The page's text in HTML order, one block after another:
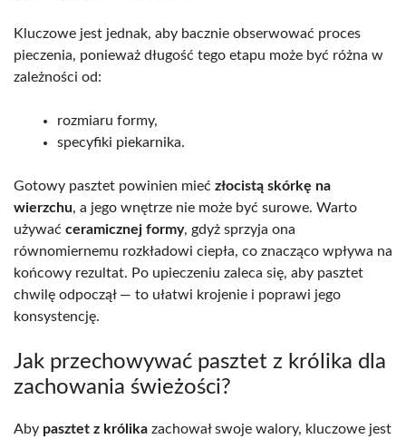
Kluczowe jest jednak, aby bacznie obserwować proces
pieczenia, ponieważ długość tego etapu może być różna w
zależności od:
rozmiaru formy,
specyfiki piekarnika.
Gotowy pasztet powinien mieć złocistą skórkę na
wierzchu, a jego wnętrze nie może być surowe. Warto
używać ceramicznej formy, gdyż sprzyja ona
równomiernemu rozkładowi ciepła, co znacząco wpływa na
końcowy rezultat. Po upieczeniu zaleca się, aby pasztet
chwilę odpoczął — to ułatwi krojenie i poprawi jego
konsystencję.
Jak przechowywać pasztet z królika dla
zachowania świeżości?
Aby pasztet z królika zachował swoje walory, kluczowe jest